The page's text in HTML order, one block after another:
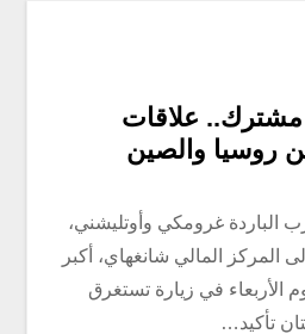
علاقات
روسيا والصين
الباردة غرومكي وأوتليشني،
المركز المالي شانغهاي، أكبر
الأربعاء في زيارة تستغرق
تأكيد…